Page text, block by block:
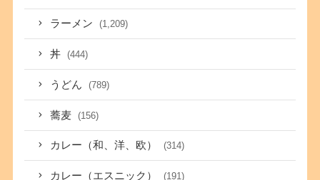
ラーメン (1,209)
丼 (444)
うどん (789)
蕎麦 (156)
カレー（和、洋、欧） (314)
カレー（エスニック） (191)